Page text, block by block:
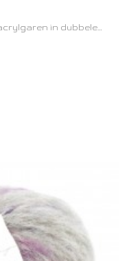
in dubbele…